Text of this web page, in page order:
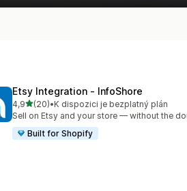
Etsy Integration ‑ InfoShore
4,9z 5 hvězd
(20)
Celkový počet recenzí: 20
•K dispozici je bezplatný plán
Sell on Etsy and your store — without the
Built for Shopify